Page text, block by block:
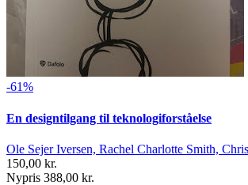
-61%
En designtilgang til teknologiforståelse
Ole Sejer Iversen, Rachel Charlotte Smith,
150,00 kr.
Nypris 388,00 kr.